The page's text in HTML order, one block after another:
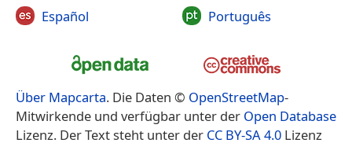
Español
Português
Über Mapcarta. Die Daten © OpenStreetMap-
Mitwirkende und verfügbar unter der Open Database
Lizenz. Der Text steht unter der CC BY-SA 4.0 Lizenz